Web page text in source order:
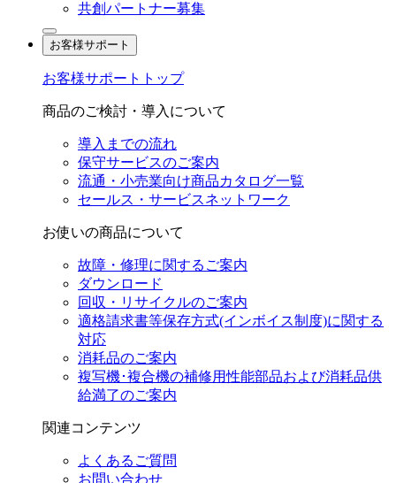
共創パートナー募集
お客様サポート
お客様サポートトップ
商品のご検討・導入について
導入までの流れ
保守サービスのご案内
流通・小売業向け商品カタログ一覧
セールス・サービスネットワーク
お使いの商品について
故障・修理に関するご案内
ダウンロード
回収・リサイクルのご案内
適格請求書等保存方式(インボイス制度)に関する
対応
消耗品のご案内
複写機･複合機の補修用性能部品および消耗品供
給満了のご案内
関連コンテンツ
よくあるご質問
お問い合わせ